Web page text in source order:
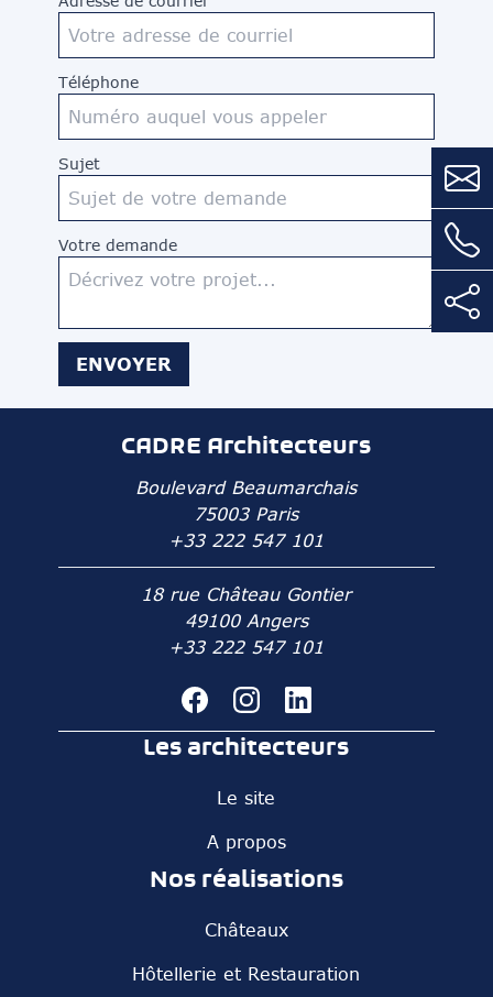
Téléphone
Sujet
Votre demande
ENVOYER
CADRE Architecteurs
Boulevard Beaumarchais
75003 Paris
+33 222 547 101
18 rue Château Gontier
49100 Angers
+33 222 547 101
Les architecteurs
Le site
A propos
Nos réalisations
Châteaux
Hôtellerie et Restauration